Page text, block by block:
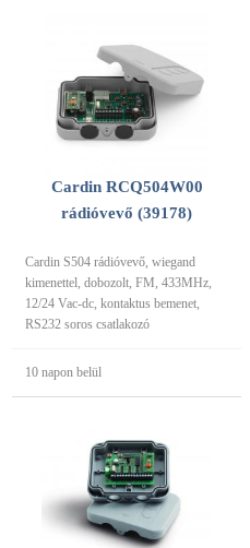
Cardin RCQ504W00
rádióvevő (39178)
Cardin S504 rádióvevő, wiegand
kimenettel, dobozolt, FM, 433MHz,
12/24 Vac-dc, kontaktus bemenet,
RS232 soros csatlakozó
10 napon belül